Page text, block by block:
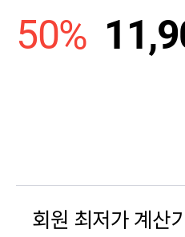
50%
회원 최저가 계산기